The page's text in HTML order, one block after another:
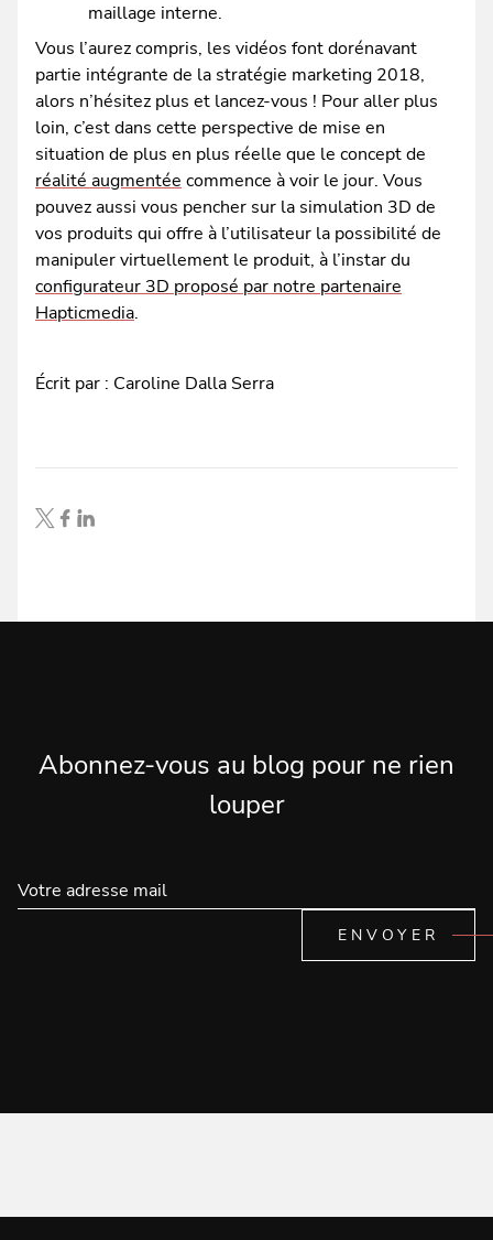
maillage interne.
Vous l’aurez compris, les vidéos font dorénavant
partie intégrante de la stratégie marketing 2018,
alors n’hésitez plus et lancez-vous ! Pour aller plus
loin, c’est dans cette perspective de mise en
situation de plus en plus réelle que le concept de
réalité augmentée commence à voir le jour. Vous
pouvez aussi vous pencher sur la simulation 3D de
vos produits qui offre à l’utilisateur la possibilité de
manipuler virtuellement le produit, à l’instar du
configurateur 3D proposé par notre partenaire
Hapticmedia.
Écrit par : Caroline Dalla Serra
Abonnez-vous au blog pour ne rien
louper
ENVOYER